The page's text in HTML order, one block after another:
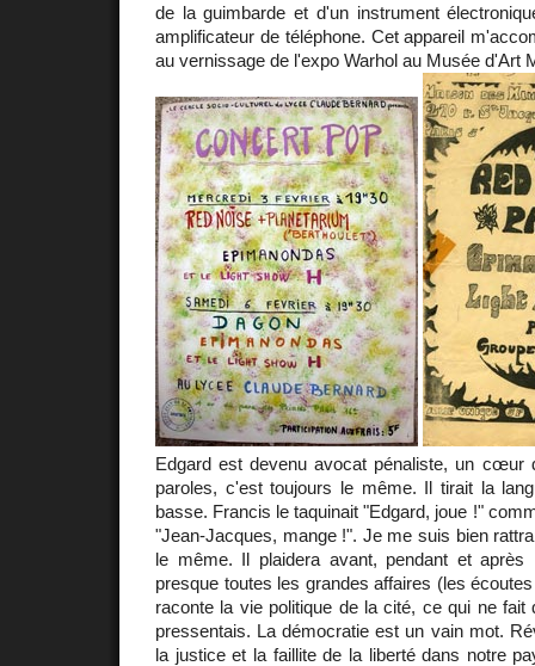
de la guimbarde et d'un instrument
amplificateur de téléphone. Cet appareil
au vernissage de l'expo Warhol au Musée d'Art
Edgard est devenu avocat pénaliste, un cœur
paroles, c'est toujours le même. Il tirait la
basse. Francis le taquinait "Edgard, joue !"
"Jean-Jacques, mange !". Je me suis bien
le même. Il plaidera avant, pendant et après
presque toutes les grandes affaires (les
raconte la vie politique de la cité, ce qui ne fait
pressentais. La démocratie est un vain mot.
la justice et la faillite de la liberté dans notre